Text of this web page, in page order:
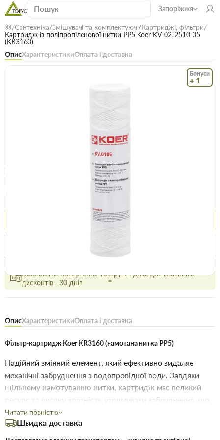
Запоріжжя
Сантехніка Змішувачі та комплектуючі Картриджі, фільтри
Картридж із поліпропіленової нитки PP5 Koer KV-02-2510-05
(KR3160)
ОписХарактеристикиОплата і доставка
Бонуси
+ 1
Картридж із поліпропіленової нитки PP5
Koer KV-02-2510-05 (KR3160)
Безкоштовна доставка! Від 15000 грн єВідновлення
63.9 грн
Купити
дешевше
Безоплатне повернення товару 14 днів, для власників
дисконтів - 30 днів
ОписХарактеристикиОплата і доставка
Фільтр-картридж Koer KR3160 (намотана нитка PP5)
Надійний змінний елемент, який ефективно видаляє
механічні забруднення з водопровідної води. Завдяки
щільному намотуванню нитки, картридж має великий
ресурс та високу здатність утримувати забруднення, що
робить його ідеальним для очищення води в домашніх
умовах.
Читати повністю
Швидка доставка